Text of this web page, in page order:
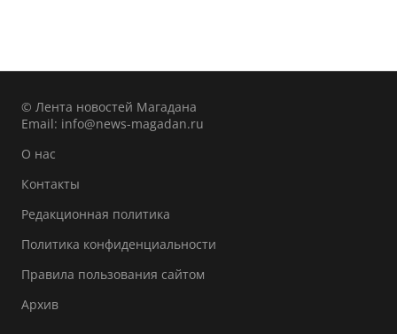
© Лента новостей Магадана
Email: info@news-magadan.ru
О нас
Контакты
Редакционная политика
Политика конфиденциальности
Правила пользования сайтом
Архив